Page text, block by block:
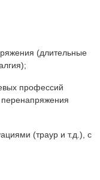
(длительные
профессий
(траур и т.д.), с